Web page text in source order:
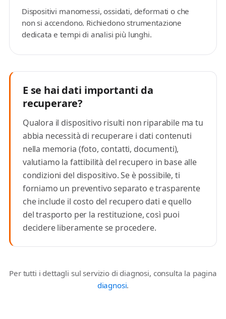
Dispositivi manomessi, ossidati, deformati o che
non si accendono. Richiedono strumentazione
dedicata e tempi di analisi più lunghi.
E se hai dati importanti da
recuperare?
Qualora il dispositivo risulti non riparabile ma tu
abbia necessità di recuperare i dati contenuti
nella memoria (foto, contatti, documenti),
valutiamo la fattibilità del recupero in base alle
condizioni del dispositivo. Se è possibile, ti
forniamo un preventivo separato e trasparente
che include il costo del recupero dati e quello
del trasporto per la restituzione, così puoi
decidere liberamente se procedere.
Per tutti i dettagli sul servizio di diagnosi, consulta la pagina
diagnosi.